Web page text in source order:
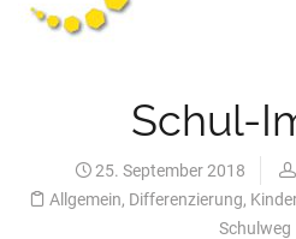
Schul-
25. September 2018
Allgemein, Differenzierung, Kinder
Schulweg